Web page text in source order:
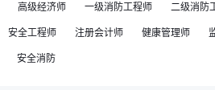
高级经济师 一级消防工程师 二级消防
安全工程师 注册会计师 健康管理师
安全消防